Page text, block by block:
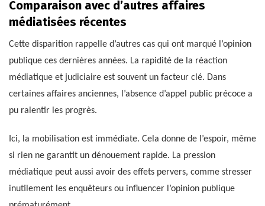
Comparaison avec d’autres affaires
médiatisées récentes
Cette disparition rappelle d’autres cas qui ont marqué l’opinion
publique ces dernières années. La rapidité de la réaction
médiatique et judiciaire est souvent un facteur clé. Dans
certaines affaires anciennes, l’absence d’appel public précoce a
pu ralentir les progrès.
Ici, la mobilisation est immédiate. Cela donne de l’espoir, même
si rien ne garantit un dénouement rapide. La pression
médiatique peut aussi avoir des effets pervers, comme stresser
inutilement les enquêteurs ou influencer l’opinion publique